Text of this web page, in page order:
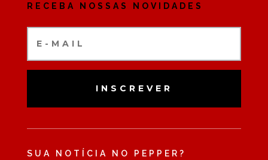
RECEBA NOSSAS NOVIDADES
INSCREVER
SUA NOTÍCIA NO PEPPER?